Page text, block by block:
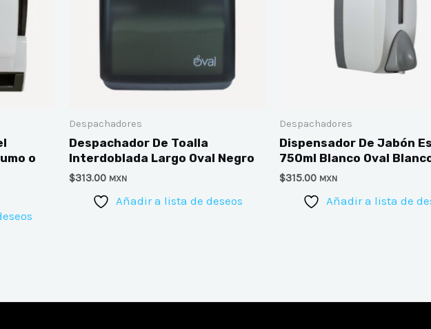
o
Despachadores
Despachador De Toalla
Interdoblada Largo Oval Negro
$313.00 MXN
Añadir a lista de deseos
Despachadores
Dispensador De Jabón
750ml Blanco Oval
$315.00 MXN
Añadir a lista de